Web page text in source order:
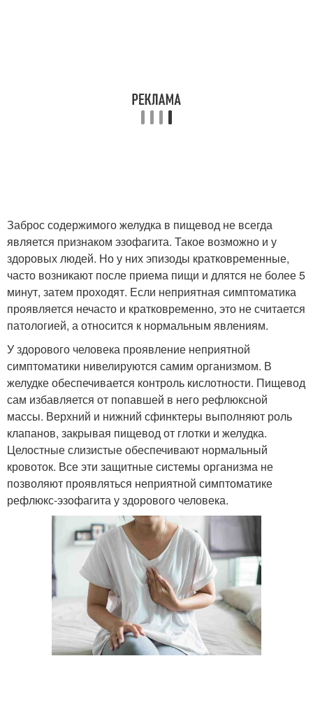
Заброс содержимого желудка в пищевод не всегда
является признаком эзофагита. Такое возможно и у
здоровых людей. Но у них эпизоды кратковременные,
часто возникают после приема пищи и длятся не более 5
минут, затем проходят. Если неприятная симптоматика
проявляется нечасто и кратковременно, это не считается
патологией, а относится к нормальным явлениям.
У здорового человека проявление неприятной
симптоматики нивелируются самим организмом. В
желудке обеспечивается контроль кислотности. Пищевод
сам избавляется от попавшей в него рефлюксной
массы. Верхний и нижний сфинктеры выполняют роль
клапанов, закрывая пищевод от глотки и желудка.
Целостные слизистые обеспечивают нормальный
кровоток. Все эти защитные системы организма не
позволяют проявляться неприятной симптоматике
рефлюкс-эзофагита у здорового человека.